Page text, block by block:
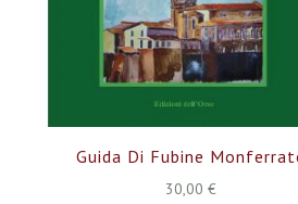
Guida Di Fubine
30,00 €